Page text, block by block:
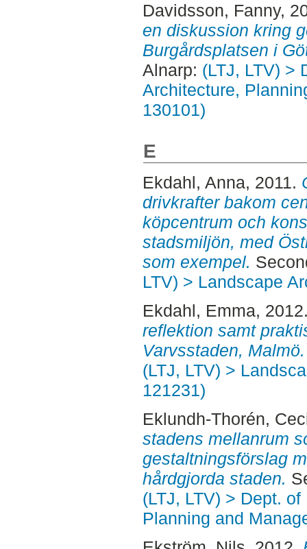
Davidsson, Fanny,
en diskussion kring
Burgårdsplatsen i
Alnarp: (LTJ, LTV) >
Architecture,
130101)
E
Ekdahl, Anna, 2011.
drivkrafter bakom
köpcentrum och
stadsmiljön, med
som exempel.
LTV) > Landscape
Ekdahl, Emma,
reflektion samt
Varvsstaden, Malmö.
(LTJ, LTV) >
121231)
Eklundh-Thorén,
stadens mellanrum
gestaltningsförslag
hårdgjorda staden.
(LTJ, LTV) > Dept.
Planning and